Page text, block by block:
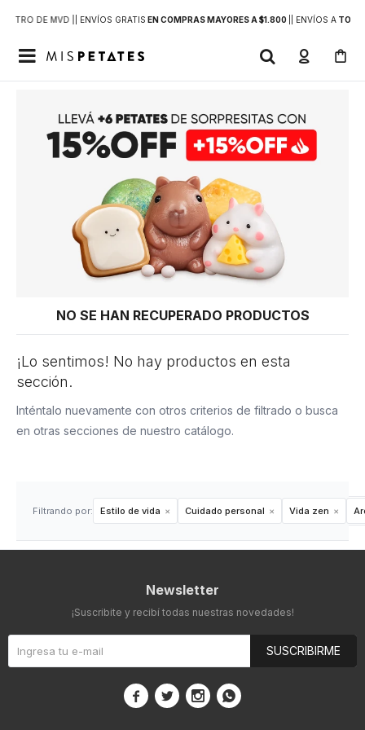
DE MVD | | ENVÍOS GRATIS EN COMPRAS MAYORES A $1.800 | ENVÍOS ATODO

NO SE HAN RECUPERADO PRODUCTOS
¡Lo sentimos! No hay productos en esta
sección.
Inténtalo nuevamente con otros criterios de filtrado o busca
en otras secciones de nuestro catálogo.
Filtrando por: Estilo de vida Cuidado personal Vida zen
Newsletter
¡Suscribite y recibí todas nuestras novedades!
SUSCRIBIRME
   